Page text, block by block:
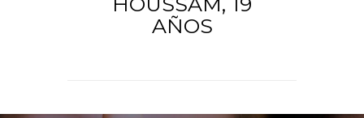
AÑOS